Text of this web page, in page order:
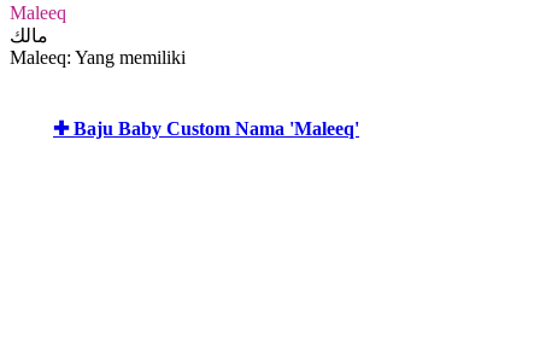
Maleeq
مالك
Maleeq: Yang memiliki
✚ Baju Baby Custom Nama 'Maleeq'